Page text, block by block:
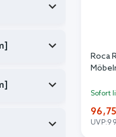
Roca
Sofort
UVP: